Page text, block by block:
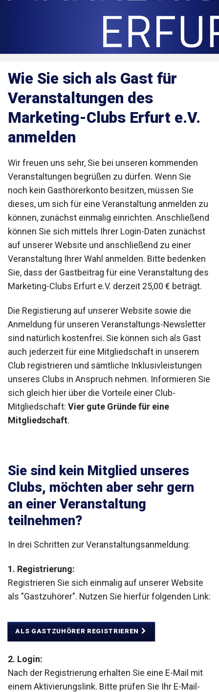
Wie Sie sich als Gast für
Veranstaltungen des
Marketing-Clubs Erfurt e.V.
anmelden
Wir freuen uns sehr, Sie bei unseren kommenden
Veranstaltungen begrüßen zu dürfen. Wenn Sie
noch kein Gasthörerkonto besitzen, müssen Sie
dieses, um sich für eine Veranstaltung anmelden zu
können, zunächst einmalig einrichten. Anschließend
können Sie sich mittels Ihrer Login-Daten zunächst
auf unserer Website und anschließend zu einer
Veranstaltung Ihrer Wahl anmelden. Bitte bedenken
Sie, dass der Gastbeitrag für eine Veranstaltung des
Marketing-Clubs Erfurt e.V. derzeit 25,00 € beträgt.
Die Registierung auf unserer Website sowie die
Anmeldung für unseren Veranstaltungs-Newsletter
sind natürlich kostenfrei. Sie können sich als Gast
auch jederzeit für eine Mitgliedschaft in unserem
Club registrieren und sämtliche Inklusivleistungen
unseres Clubs in Anspruch nehmen. Informieren Sie
sich gleich hier über die Vorteile einer Club-
Mitgliedschaft: Vier gute Gründe für eine
Mitgliedschaft.
Sie sind kein Mitglied unseres
Clubs, möchten aber sehr gern
an einer Veranstaltung
teilnehmen?
In drei Schritten zur Veranstaltungsanmeldung:
1. Registrierung:
Registrieren Sie sich einmalig auf unserer Website
als "Gastzuhörer". Nutzen Sie hierfür folgenden Link:
ALS GASTZUHÖRER REGISTRIEREN
2. Login:
Nach der Registrierung erhalten Sie eine E-Mail mit
einem Aktivierungslink. Bitte prüfen Sie Ihr E-Mail-